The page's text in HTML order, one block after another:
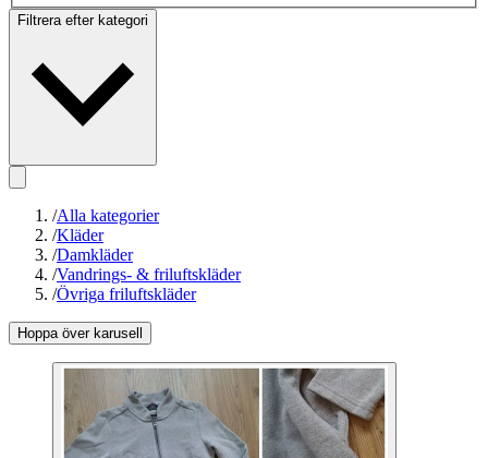
Filtrera efter kategori
/Alla kategorier
/Kläder
/Damkläder
/Vandrings- & friluftskläder
/Övriga friluftskläder
Hoppa över karusell